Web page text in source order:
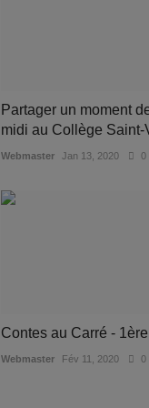
Partager un moment
midi au Collège Saint-
Webmaster Jan 13, 2020 0
Contes au Carré -
Webmaster Fév 11, 2020 0